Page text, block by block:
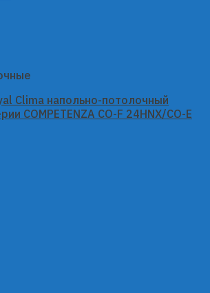
Clima напольно-потолочный
COMPETENZA CO-F 24HNX/CO-E